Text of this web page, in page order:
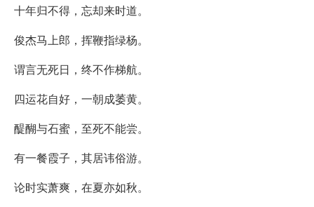
十年归不得，忘却来时道。
俊杰马上郎，挥鞭指绿杨。
谓言无死日，终不作梯航。
四运花自好，一朝成萎黄。
醍醐与石蜜，至死不能尝。
有一餐霞子，其居讳俗游。
论时实萧爽，在夏亦如秋。